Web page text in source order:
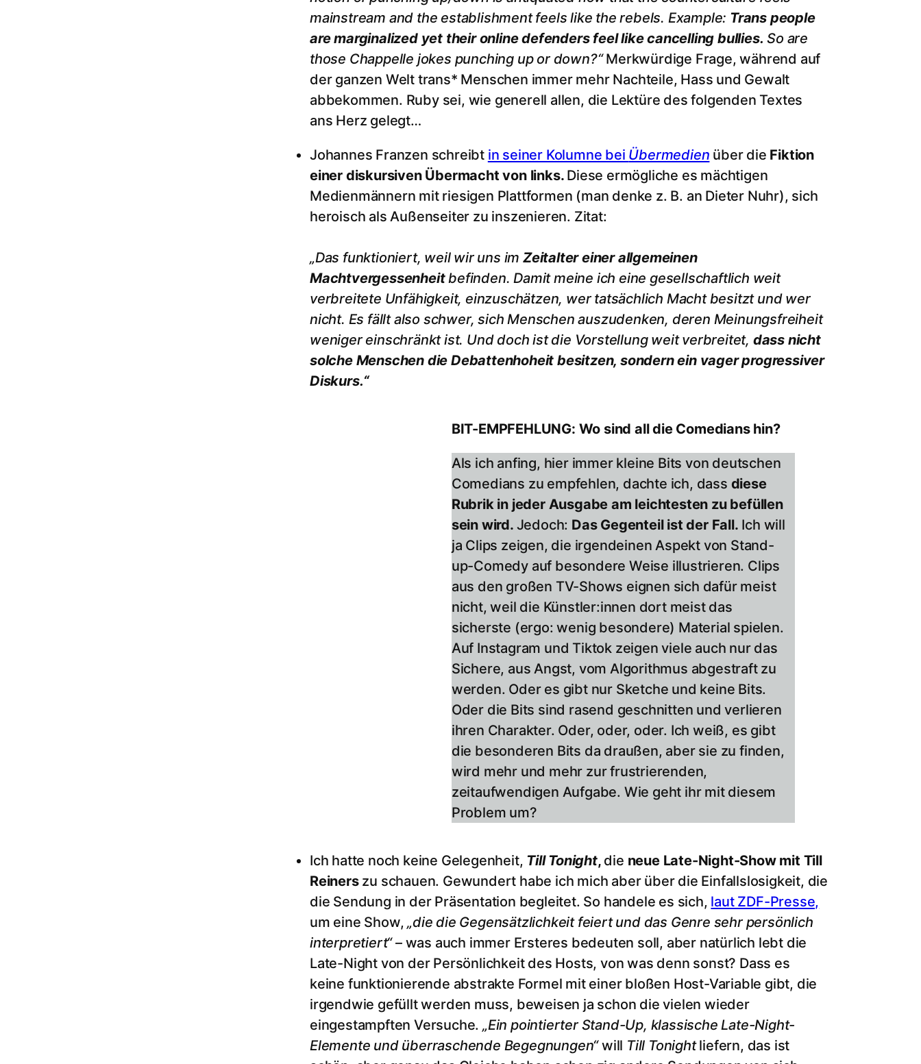
mainstream and the establishment feels like the rebels. Example: Trans people
are marginalized yet their online defenders feel like cancelling bullies. So are
those Chappelle jokes punching up or down?“Merkwürdige Frage, während auf
der ganzen Welt trans* Menschen immer mehr Nachteile, Hass und Gewalt
abbekommen. Ruby sei, wie generell allen, die Lektüre des folgenden Textes
ans Herz gelegt…
Johannes Franzen schreibt in seiner Kolumne bei Übermedien über die Fiktion
einer diskursiven Übermacht von links. Diese ermögliche es mächtigen
Medienmännern mit riesigen Plattformen (man denke z. B. an Dieter Nuhr), sich
heroisch als Außenseiter zu inszenieren. Zitat:
„Das funktioniert, weil wir uns im Zeitalter einer allgemeinen
Machtvergessenheitbefinden. Damit meine ich eine gesellschaftlich weit
verbreitete Unfähigkeit, einzuschätzen, wer tatsächlich Macht besitzt und wer
nicht. Es fällt also schwer, sich Menschen auszudenken, deren Meinungsfreiheit
weniger einschränkt ist. Und doch ist die Vorstellung weit verbreitet, dass nicht
solche Menschen die Debattenhoheit besitzen, sondern ein vager progressiver
Diskurs.“
BIT-EMPFEHLUNG: Wo sind all die Comedians hin?
Als ich anfing, hier immer kleine Bits von deutschen
Comedians zu empfehlen, dachte ich, dass diese
Rubrik in jeder Ausgabe am leichtesten zu befüllen
sein wird. Jedoch: Das Gegenteil ist der Fall. Ich will
ja Clips zeigen, die irgendeinen Aspekt von Stand-
up-Comedy auf besondere Weise illustrieren. Clips
aus den großen TV-Shows eignen sich dafür meist
nicht, weil die Künstler:innen dort meist das
sicherste (ergo: wenig besondere) Material spielen.
Auf Instagram und Tiktok zeigen viele auch nur das
Sichere, aus Angst, vom Algorithmus abgestraft zu
werden. Oder es gibt nur Sketche und keine Bits.
Oder die Bits sind rasend geschnitten und verlieren
ihren Charakter. Oder, oder, oder. Ich weiß, es gibt
die besonderen Bits da draußen, aber sie zu finden,
wird mehr und mehr zur frustrierenden,
zeitaufwendigen Aufgabe. Wie geht ihr mit diesem
Problem um?
Ich hatte noch keine Gelegenheit, Till Tonight, die neue Late-Night-Show mit Till
Reiners zu schauen. Gewundert habe ich mich aber über die Einfallslosigkeit, die
die Sendung in der Präsentation begleitet. So handele es sich, laut ZDF-Presse,
um eine Show,„die die Gegensätzlichkeit feiert und das Genre sehr persönlich
interpretiert“– was auch immer Ersteres bedeuten soll, aber natürlich lebt die
Late-Night von der Persönlichkeit des Hosts, von was denn sonst? Dass es
keine funktionierende abstrakte Formel mit einer bloßen Host-Variable gibt, die
irgendwie gefüllt werden muss, beweisen ja schon die vielen wieder
eingestampften Versuche. „Ein pointierter Stand-Up, klassische Late-Night-
Elemente und überraschende Begegnungen“will Till Tonightliefern, das ist